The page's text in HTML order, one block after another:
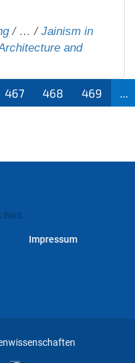
/ …/ Jainism in
and
467 468 469
Impressum